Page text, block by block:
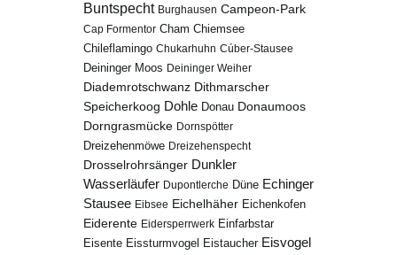
Buntspecht Burghausen Campeon-Park
Cap Formentor Cham Chiemsee
Chileflamingo Chukarhuhn Cúber-Stausee
Deininger Moos Deininger Weiher
Diademrotschwanz Dithmarscher
Speicherkoog Dohle Donau Donaumoos
Dorngrasmücke Dornspötter
Dreizehenmöwe Dreizehenspecht
Drosselrohrsänger Dunkler
Wasserläufer Dupontlerche Düne Echinger
Stausee Eibsee Eichelhäher Eichenkofen
Eiderente Eidersperrwerk Einfarbstar
Eisente Eissturmvogel Eistaucher Eisvogel